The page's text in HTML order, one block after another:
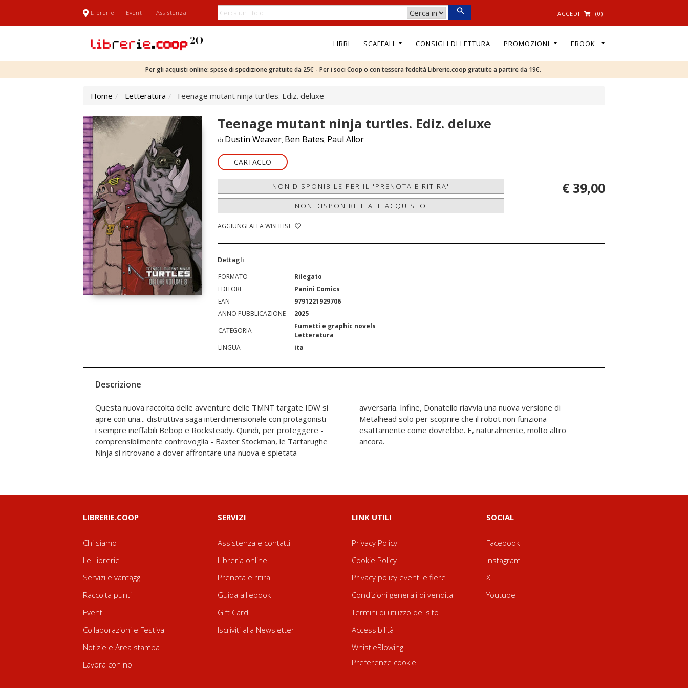
Librerie | Eventi | Assistenza ACCEDI (0)
LIBRI SCAFFALI CONSIGLI DI LETTURA PROMOZIONI EBOOK
Per gli acquisti online: spese di spedizione gratuite da 25€ - Per i soci Coop o con tessera fedeltà Librerie.coop gratuite a partire da 19€.
Home Letteratura Teenage mutant ninja turtles. Ediz. deluxe
Teenage mutant ninja turtles. Ediz. deluxe
di Dustin Weaver, Ben Bates, Paul Allor
CARTACEO
NON DISPONIBILE PER IL 'PRENOTA E RITIRA'
NON DISPONIBILE ALL'ACQUISTO
AGGIUNGI ALLA WISHLIST
€ 39,00
Dettagli
FORMATO
Rilegato
EDITORE
Panini Comics
EAN
9791221929706
ANNO PUBBLICAZIONE
2025
CATEGORIA
Fumetti e graphic novels
Letteratura
LINGUA
ita
Descrizione
Questa nuova raccolta delle avventure delle TMNT targate IDW si
apre con una... distruttiva saga interdimensionale con protagonisti
i sempre ineffabili Bebop e Rocksteady. Quindi, per proteggere -
comprensibilmente controvoglia - Baxter Stockman, le Tartarughe
Ninja si ritrovano a dover affrontare una nuova e spietata
avversaria. Infine, Donatello riavvia una nuova versione di
Metalhead solo per scoprire che il robot non funziona
esattamente come dovrebbe. E, naturalmente, molto altro
ancora.
LIBRERIE.COOP
Chi siamo
Le Librerie
Servizi e vantaggi
Raccolta punti
Eventi
Collaborazioni e Festival
Notizie e Area stampa
Lavora con noi
SERVIZI
Assistenza e contatti
Libreria online
Prenota e ritira
Guida all'ebook
Gift Card
Iscriviti alla Newsletter
LINK UTILI
Privacy Policy
Cookie Policy
Privacy policy eventi e fiere
Condizioni generali di vendita
Termini di utilizzo del sito
Accessibilità
WhistleBlowing
Preferenze cookie
SOCIAL
Facebook
Instagram
X
Youtube